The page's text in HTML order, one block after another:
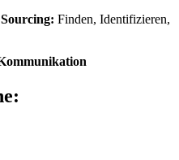
Finden, Identifizieren,